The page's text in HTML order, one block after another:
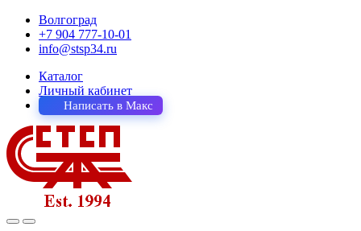
Волгоград
+7 904 777-10-01
info@stsp34.ru
Каталог
Личный кабинет
Написать в Макс